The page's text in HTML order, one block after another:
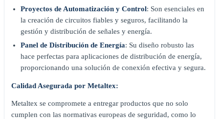
Proyectos de Automatización y Control: Son esenciales en
la creación de circuitos fiables y seguros, facilitando la
gestión y distribución de señales y energía.
Panel de Distribución de Energía: Su diseño robusto las
hace perfectas para aplicaciones de distribución de energía,
proporcionando una solución de conexión efectiva y segura.
Calidad Asegurada por Metaltex:
Metaltex se compromete a entregar productos que no solo
cumplen con las normativas europeas de seguridad, como lo